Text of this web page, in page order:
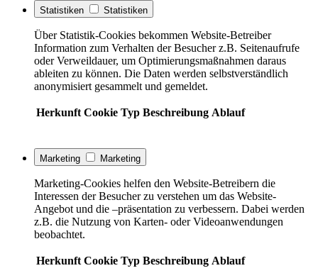
Statistiken Statistiken
Über Statistik-Cookies bekommen Website-Betreiber
Information zum Verhalten der Besucher z.B. Seitenaufrufe
oder Verweildauer, um Optimierungsmaßnahmen daraus
ableiten zu können. Die Daten werden selbstverständlich
anonymisiert gesammelt und gemeldet.
Herkunft Cookie Typ Beschreibung Ablauf
Marketing Marketing
Marketing-Cookies helfen den Website-Betreibern die
Interessen der Besucher zu verstehen um das Website-
Angebot und die –präsentation zu verbessern. Dabei werden
z.B. die Nutzung von Karten- oder Videoanwendungen
beobachtet.
Herkunft Cookie Typ Beschreibung Ablauf